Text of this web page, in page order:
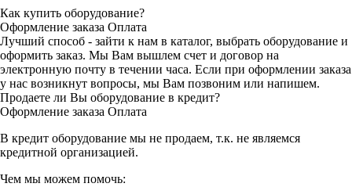
Как купить оборудование?
Оформление заказа Оплата
Лучший способ - зайти к нам в каталог, выбрать оборудование и
оформить заказ. Мы Вам вышлем счет и договор на
электронную почту в течении часа. Если при оформлении заказа
у нас возникнут вопросы, мы Вам позвоним или напишем.
Продаете ли Вы оборудование в кредит?
Оформление заказа Оплата
В кредит оборудование мы не продаем, т.к. не являемся
кредитной организацией.
Чем мы можем помочь: